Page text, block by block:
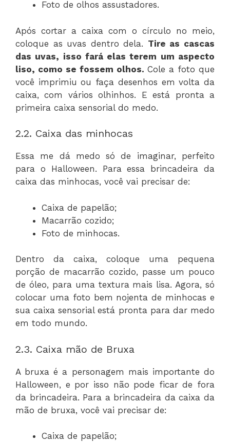
Foto de olhos assustadores.
Após cortar a caixa com o círculo no meio,
coloque as uvas dentro dela. Tire as cascas
das uvas, isso fará elas terem um aspecto
liso, como se fossem olhos. Cole a foto que
você imprimiu ou faça desenhos em volta da
caixa, com vários olhinhos. E está pronta a
primeira caixa sensorial do medo.
2.2. Caixa das minhocas
Essa me dá medo só de imaginar, perfeito
para o Halloween. Para essa brincadeira da
caixa das minhocas, você vai precisar de:
Caixa de papelão;
Macarrão cozido;
Foto de minhocas.
Dentro da caixa, coloque uma pequena
porção de macarrão cozido, passe um pouco
de óleo, para uma textura mais lisa. Agora, só
colocar uma foto bem nojenta de minhocas e
sua caixa sensorial está pronta para dar medo
em todo mundo.
2.3. Caixa mão de Bruxa
A bruxa é a personagem mais importante do
Halloween, e por isso não pode ficar de fora
da brincadeira. Para a brincadeira da caixa da
mão de bruxa, você vai precisar de:
Caixa de papelão;